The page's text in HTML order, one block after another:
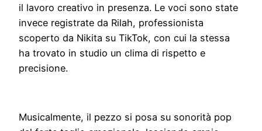
il lavoro creativo in presenza. Le voci sono state
invece registrate da Rilah, professionista
scoperto da Nikita su TikTok, con cui la stessa
ha trovato in studio un clima di rispetto e
precisione.
Musicalmente, il pezzo si posa su sonorità pop